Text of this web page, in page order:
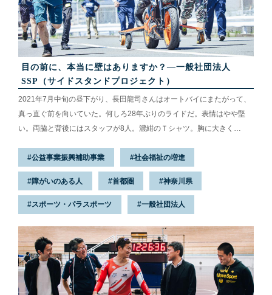
目の前に、本当に壁はありますか？―一般社団法人
SSP（サイドスタンドプロジェクト）
2021年7月中旬の昼下がり、長田龍司さんはオートバイにまたがって、
真っ直ぐ前を向いていた。何しろ28年ぶりのライドだ。表情はやや堅
い。両脇と背後にはスタッフが8人。濃紺のＴシャツ。胸に大きく
（P）。障がいのある人にも、オートバイに乗る喜びを感じてほしい。
その姿を傍から、後ろから、全力で支えたい——。そんなプロジェクト
だ。会場にいる誰もが言う。「ここは、バイクばかの集まり」。参加者
もスタッフも、とてもうれしそうに言う。SSPはなぜ始まったのか。2
年目を迎えた体験走行会を取材した。
公益事業振興補助事業 社会福祉の増進
障がいのある人 首都圏 神奈川県
スポーツ・パラスポーツ 一般社団法人